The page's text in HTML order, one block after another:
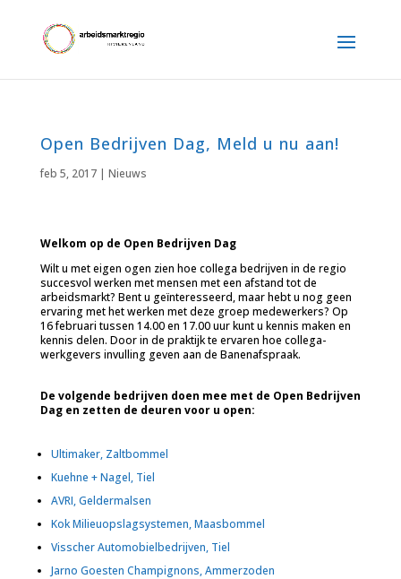
Open Bedrijven Dag, Meld u nu aan!
feb 5, 2017| Nieuws
Welkom op de Open Bedrijven Dag
Wilt u met eigen ogen zien hoe collega bedrijven in de regio
succesvol werken met mensen met een afstand tot de
arbeidsmarkt? Bent u geïnteresseerd, maar hebt u nog geen
ervaring met het werken met deze groep medewerkers? Op
16 februari tussen 14.00 en 17.00 uur kunt u kennis maken en
kennis delen. Door in de praktijk te ervaren hoe collega-
werkgevers invulling geven aan de Banenafspraak.
De volgende bedrijven doen mee met de Open Bedrijven
Dag en zetten de deuren voor u open:
Ultimaker, Zaltbommel
Kuehne + Nagel, Tiel
AVRI, Geldermalsen
Kok Milieuopslagsystemen, Maasbommel
Visscher Automobielbedrijven, Tiel
Jarno Goesten Champignons, Ammerzoden